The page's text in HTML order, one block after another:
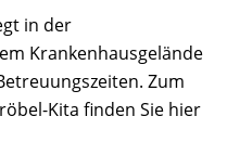
in der
Krankenhausgelände
Zum
Kita finden Sie hier